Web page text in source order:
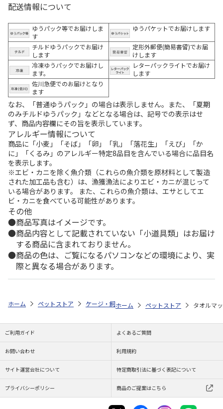
配送情報について
ゆうパック等でお届けしま
す
ゆうパケットでお届けします
チルドゆうパックでお届け
します
定形外郵便(簡易書留)でお届
けします
冷凍ゆうパックでお届けし
ます。
レターパックライトでお届け
します
佐川急便でのお届けとなり
ます
なお、「普通ゆうパック」の場合は表示しません。また、「夏期
のみチルドゆうパック」などとなる場合は、記号での表示はせ
ず、商品内容欄にその旨を表示しています。
アレルギー情報について
商品に「小麦」「そば」「卵」「乳」「落花生」「えび」「か
に」「くるみ」のアレルギー特定8品目を含んでいる場合に品目名
を表示します。
※エビ・カニを除く魚介類（これらの魚介類を原材料として製造
された加工品も含む）は、漁獲漁法によりエビ・カニが混じって
いる場合があります。 また、これらの魚介類は、エサとしてエ
ビ・カニを食べている可能性があります。
その他
商品写真はイメージです。
商品内容として記載されていない「小道具類」はお届け
する商品に含まれておりません。
商品の色は、ご覧になるパソコンなどの環境により、実
際と異なる場合があります。
ホーム ペットストア ケージ・飼育その他用品 ベッド・マット・ス
ホーム ペットストア タオルマ
ご利用ガイド よくあるご質問
お問い合わせ 利用規約
サイト運営会社について 特定商取引法に基づく表記について
プライバシーポリシー 商品のご提案はこちら